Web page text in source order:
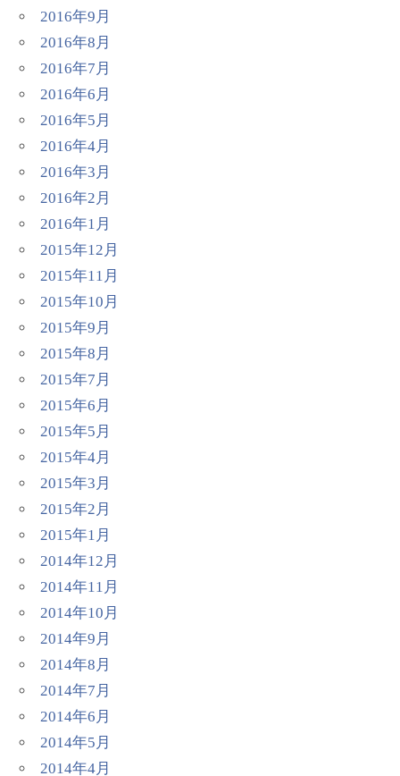
2016年9月
2016年8月
2016年7月
2016年6月
2016年5月
2016年4月
2016年3月
2016年2月
2016年1月
2015年12月
2015年11月
2015年10月
2015年9月
2015年8月
2015年7月
2015年6月
2015年5月
2015年4月
2015年3月
2015年2月
2015年1月
2014年12月
2014年11月
2014年10月
2014年9月
2014年8月
2014年7月
2014年6月
2014年5月
2014年4月